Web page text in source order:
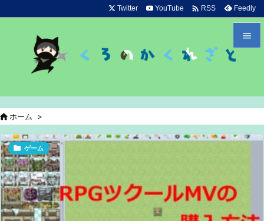

前へ
Twitter YouTube  RSS Feedly
ホーム >
 ゲーム